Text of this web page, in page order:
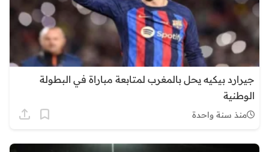
جيرارد بيكيه يحل بالمغرب لمتابعة مباراة في البطولة
الوطنية
منذ سنة واحدة